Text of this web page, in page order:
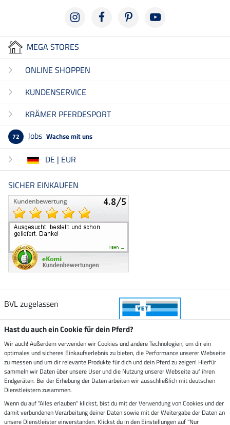
MEGA STORES
ONLINE SHOPPEN
KUNDENSERVICE
KRÄMER PFERDESPORT
72 Jobs Wachse mit uns
DE | EUR
SICHER EINKAUFEN
BVL zugelassen
Zustellung durch
Sicher bezahlen mit
Rechnung Vorkasse
Hast du auch ein Cookie für dein Pferd?
Wir auch! Außerdem verwenden wir Cookies und andere Technologien, um dir ein
optimales und sicheres Einkaufserlebnis zu bieten, die Performance unserer Webseite
zu messen und um dir relevante Produkte für dich und dein Pferd zu zeigen! Hierfür
sammeln wir Daten über unsere User und die Nutzung unserer Webseite auf ihren
Endgeräten. Bei der Erhebung der Daten arbeiten wir ausschließlich mit deutschen
Dienstleistern zusammen.
Wenn du auf "Alles erlauben" klickst, bist du mit der Verwendung von Cookies und der
damit verbundenen Verarbeitung deiner Daten sowie mit der Weitergabe der Daten an
unsere Dienstleister einverstanden. Klickst du in den Einstellungen auf "Nur